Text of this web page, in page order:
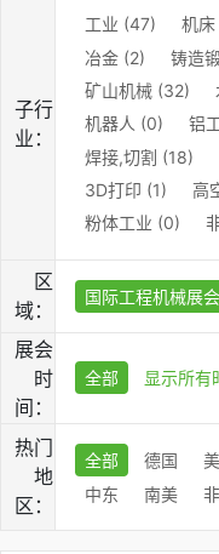
子行
业：
工业 (47) 机
冶金 (2)
铸造
矿山机械 (32)
机器人 (0)
铝
焊接,切割 (18)
3D打印 (1)
高
粉体工业 (0)
区
域：
国际工程机械展会
展会
时
间：
全部 显示所有
热门
地
区：
全部 德国
中东
南美